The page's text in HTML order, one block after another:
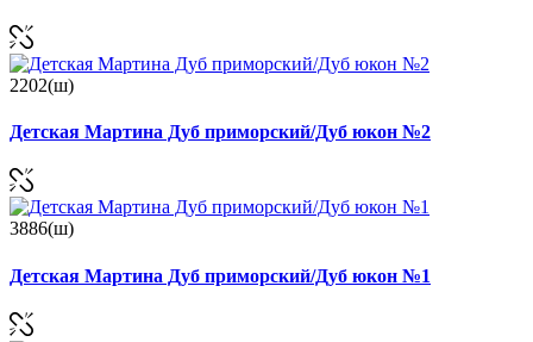
2202(ш)
Детская Мартина Дуб приморский/Дуб юкон №2
3886(ш)
Детская Мартина Дуб приморский/Дуб юкон №1